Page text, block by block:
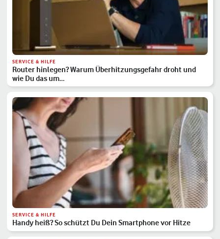
SERVICE & HILFE
Router hinlegen? Warum Überhitzungsgefahr droht und
wie Du das um…
SERVICE & HILFE
Handy heiß? So schützt Du Dein Smartphone vor Hitze